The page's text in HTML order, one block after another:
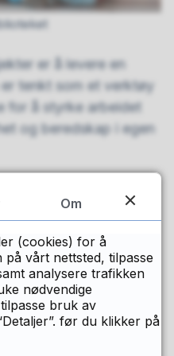
er å levere en
tenkt som et verktøy
for å styrke arbeidet
og beredskap i egen
får vi gjennom ulike
Om
(cookies) for å
vårt nettsted, tilpasse
analysere trafikken
nødvendige
bruk av
før du klikker på